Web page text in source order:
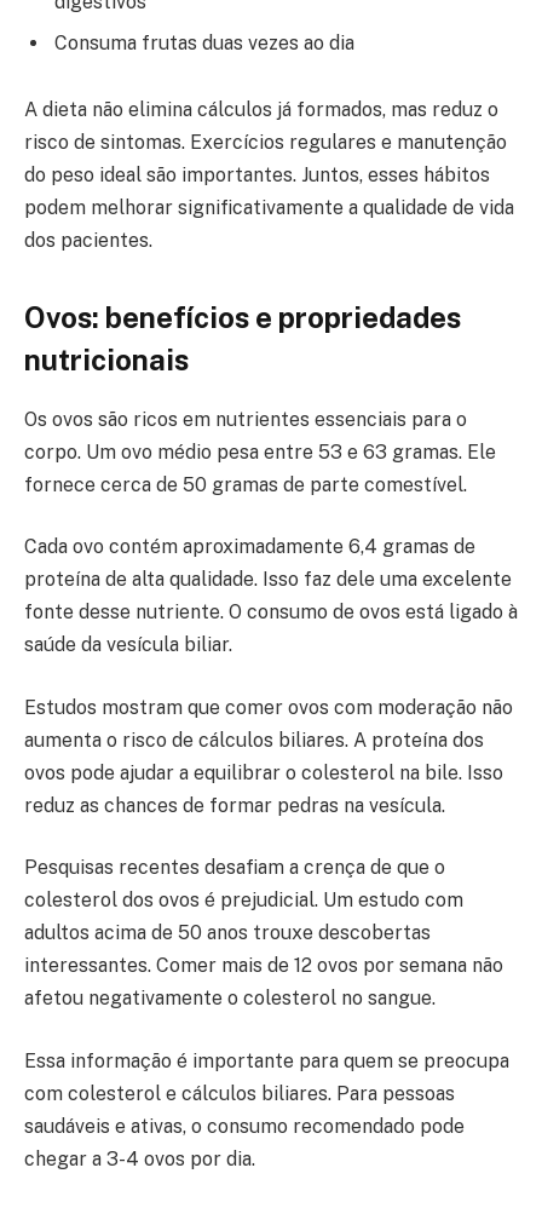
Consuma frutas duas vezes ao dia
A dieta não elimina cálculos já formados, mas reduz o
risco de sintomas. Exercícios regulares e manutenção
do peso ideal são importantes. Juntos, esses hábitos
podem melhorar significativamente a qualidade de vida
dos pacientes.
Ovos: benefícios e propriedades
nutricionais
Os ovos são ricos em nutrientes essenciais para o
corpo. Um ovo médio pesa entre 53 e 63 gramas. Ele
fornece cerca de 50 gramas de parte comestível.
Cada ovo contém aproximadamente 6,4 gramas de
proteína de alta qualidade. Isso faz dele uma excelente
fonte desse nutriente. O consumo de ovos está ligado à
saúde da vesícula biliar.
Estudos mostram que comer ovos com moderação não
aumenta o risco de cálculos biliares. A proteína dos
ovos pode ajudar a equilibrar o colesterol na bile. Isso
reduz as chances de formar pedras na vesícula.
Pesquisas recentes desafiam a crença de que o
colesterol dos ovos é prejudicial. Um estudo com
adultos acima de 50 anos trouxe descobertas
interessantes. Comer mais de 12 ovos por semana não
afetou negativamente o colesterol no sangue.
Essa informação é importante para quem se preocupa
com colesterol e cálculos biliares. Para pessoas
saudáveis e ativas, o consumo recomendado pode
chegar a 3-4 ovos por dia.